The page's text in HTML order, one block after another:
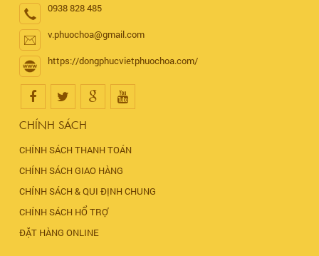
0938 828 485
v.phuochoa@gmail.com
https://dongphucvietphuochoa.com/
CHÍNH SÁCH
CHÍNH SÁCH THANH TOÁN
CHÍNH SÁCH GIAO HÀNG
CHÍNH SÁCH & QUI ĐỊNH CHUNG
CHÍNH SÁCH HỔ TRỢ
ĐẶT HÀNG ONLINE